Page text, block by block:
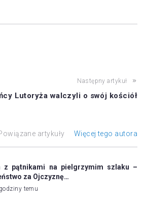
Następny artykuł
Lutoryża walczyli o swój kościół
artykuły Więcej tego autora
z pątnikami na pielgrzymim szlaku –
za Ojczyznę…
temu